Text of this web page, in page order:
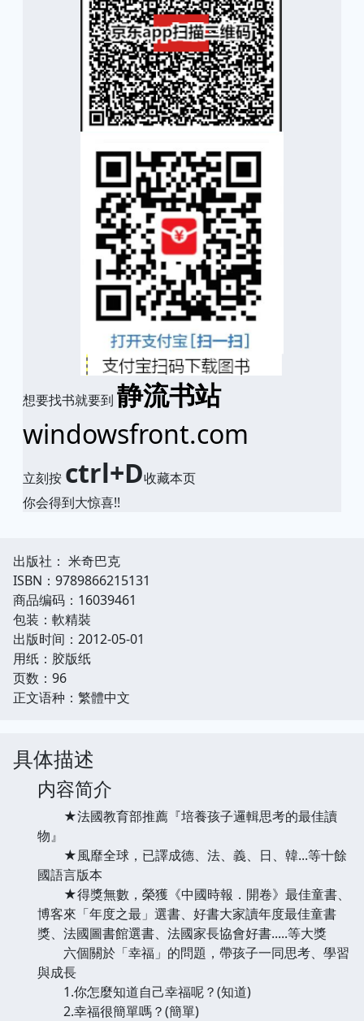
想要找书就要到 静流书站
windowsfront.com
立刻按 ctrl+D收藏本页
你会得到大惊喜!!
出版社： 米奇巴克
ISBN：9789866215131
商品编码：16039461
包装：軟精裝
出版时间：2012-05-01
用纸：胶版纸
页数：96
正文语种：繁體中文
具体描述
内容简介
★法國教育部推薦『培養孩子邏輯思考的最佳讀
物』
★風靡全球，已譯成德、法、義、日、韓...等十餘
國語言版本
★得獎無數，榮獲《中國時報．開卷》最佳童書、
博客來「年度之最」選書、好書大家讀年度最佳童書
獎、法國圖書館選書、法國家長協會好書.....等大獎
六個關於「幸福」的問題，帶孩子一同思考、學習
與成長
1.你怎麼知道自己幸福呢？(知道)
2.幸福很簡單嗎？(簡單)